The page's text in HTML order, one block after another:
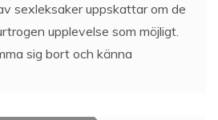
sexleksaker uppskattar om de
upplevelse som möjligt.
sig bort och känna